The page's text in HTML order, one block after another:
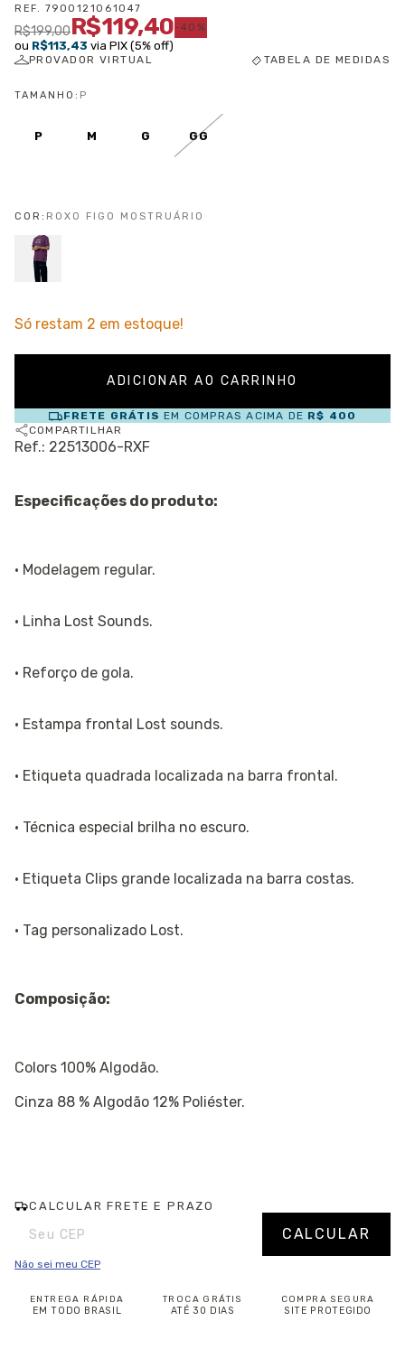
REF. 7900121061047
R$199,00R$119,40-40 %
ou R$113,43 via PIX (5% off)
PROVADOR VIRTUAL TABELA DE MEDIDAS
TAMANHO: P
P M G GG
COR: ROXO FIGO MOSTRUÁRIO
Só restam 2 em estoque!
FRETE GRÁTIS EM COMPRAS ACIMA DE R$ 400
COMPARTILHAR
Ref.: 22513006-RXF
Especificações do produto:
· Modelagem regular.
· Linha Lost Sounds.
· Reforço de gola.
· Estampa frontal Lost sounds.
· Etiqueta quadrada localizada na barra frontal.
· Técnica especial brilha no escuro.
· Etiqueta Clips grande localizada na barra costas.
· Tag personalizado Lost.
Composição:
Colors 100% Algodão.
Cinza 88 % Algodão 12% Poliéster.
CALCULAR FRETE E PRAZO
Entregas para o CEP: Alterar CEP
CALCULAR
Não sei meu CEP
ENTREGA RÁPIDA
EM TODO BRASIL
TROCA GRÁTIS
ATÉ 30 DIAS
COMPRA SEGURA
SITE PROTEGIDO